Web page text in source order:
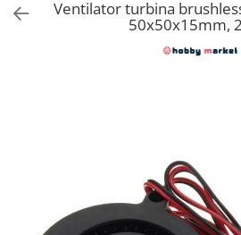
PET-G
Piese si componente imprimante
3D si CNC
Ventilator turbina
50x50x15mm,